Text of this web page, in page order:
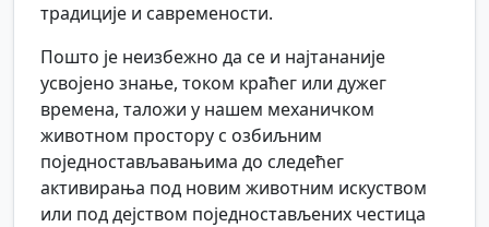
традиције и савремености.
Пошто је неизбежно да се и најтананије
усвојено знање, током краћег или дужег
времена, таложи у нашем механичком
животном простору с озбиљним
поједностављавањима до следећег
активирања под новим животним искуством
или под дејством поједностављених честица